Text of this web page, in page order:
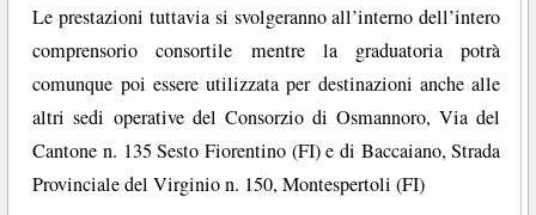
Le prestazioni tuttavia si svolgeranno all’interno dell’intero
comprensorio consortile mentre la graduatoria potrà
comunque poi essere utilizzata per destinazioni anche alle
altri sedi operative del Consorzio di Osmannoro, Via del
Cantone n. 135 Sesto Fiorentino (FI) e di Baccaiano, Strada
Provinciale del Virginio n. 150, Montespertoli (FI)